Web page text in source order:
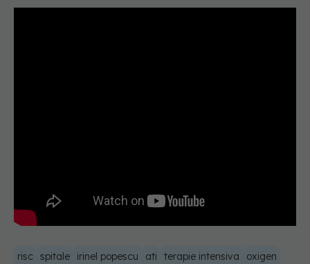
risc spitale irinel popescu ati terapie intensiva
oxigen